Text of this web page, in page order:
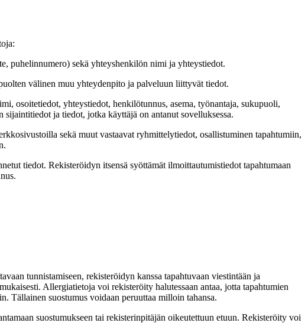
puhelinnumero) sekä yhteyshenkilön nimi ja yhteystiedot.
välinen muu yhteydenpito ja palveluun liittyvät tiedot.
osoitetiedot, yhteystiedot, henkilötunnus, asema, työnantaja, sukupuoli,
ja tiedot, jotka käyttäjä on antanut sovelluksessa.
sekä muut vastaavat ryhmittelytiedot, osallistuminen tapahtumiin,
tiedot. Rekisteröidyn itsensä syöttämät ilmoittautumistiedot tapahtumaan
tunnistamiseen, rekisteröidyn kanssa tapahtuvaan viestintään ja
Allergiatietoja voi rekisteröity halutessaan antaa, jotta tapahtumien
Tällainen suostumus voidaan peruuttaa milloin tahansa.
suostumukseen tai rekisterinpitäjän oikeutettuun etuun. Rekisteröity voi